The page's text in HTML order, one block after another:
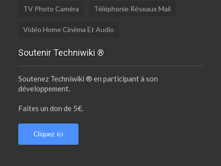
TV Photo Caméra Téléphonie Réseaux Mail
Vidéo Home Cinéma Et Audio
Soutenir Techniwiki ®
Soutenez Techniwiki ® en participant à son
développement.
Faites un don de 5€.
Cliquez ici